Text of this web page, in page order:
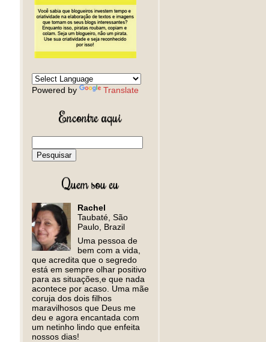
Powered by Translate
Encontre aqui
Quem sou eu
Rachel
Taubaté, São
Paulo, Brazil
Uma pessoa de
bem com a vida,
que acredita que o segredo
está em sempre olhar positivo
para as situações,e que nada
acontece por acaso. Uma mãe
coruja dos dois filhos
maravilhosos que Deus me
deu e agora encantada com
um netinho lindo que enfeita
nossos dias!